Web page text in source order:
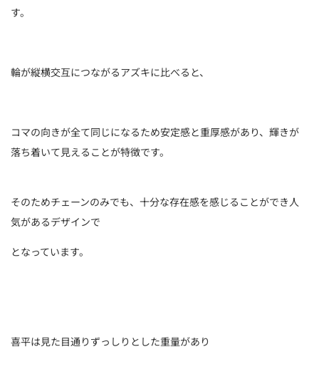
す。
輪が縦横交互につながるアズキに比べると、
コマの向きが全て同じになるため安定感と重厚感があり、輝きが
落ち着いて見えることが特徴です。
そのためチェーンのみでも、十分な存在感を感じることができ人
気があるデザインで
となっています。
喜平は見た目通りずっしりとした重量があり